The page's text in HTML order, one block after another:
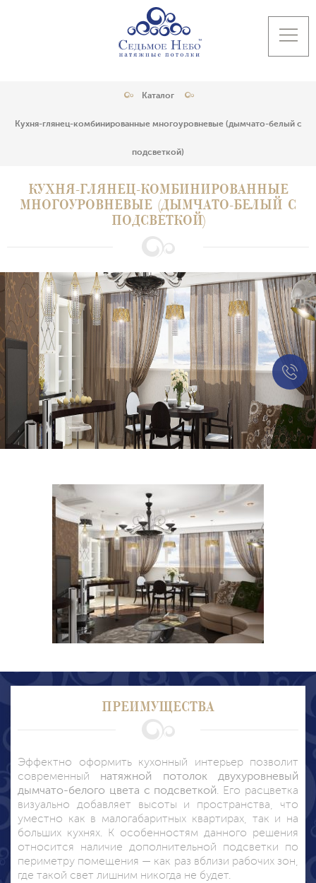
Каталог
Кухня-глянец-комбинированные многоуровневые (дымчато-белый с
подсветкой)
КУХНЯ-ГЛЯНЕЦ-КОМБИНИРОВАННЫЕ
МНОГОУРОВНЕВЫЕ (ДЫМЧАТО-БЕЛЫЙ С
ПОДСВЕТКОЙ)
ПРЕИМУЩЕСТВА
Эффектно оформить кухонный интерьер позволит
современный натяжной потолок двухуровневый
дымчато-белого цвета с подсветкой. Его расцветка
визуально добавляет высоты и пространства, что
уместно как в малогабаритных квартирах, так и на
больших кухнях. К особенностям данного решения
относится наличие дополнительной подсветки по
периметру помещения — как раз вблизи рабочих зон,
где такой свет лишним никогда не будет.